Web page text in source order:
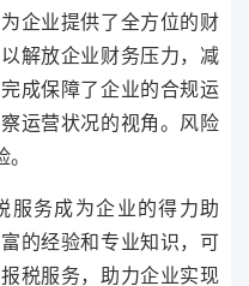
企业提供了全方位的财
解放企业财务压力，减
成保障了企业的合规运
运营状况的视角。风险
服务成为企业的得力助
的经验和专业知识，可
税服务，助力企业实现